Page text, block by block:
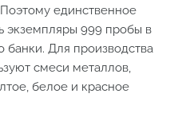
единственное
экземпляры 999 пробы в
банки. Для производства
смеси металлов,
белое и красное